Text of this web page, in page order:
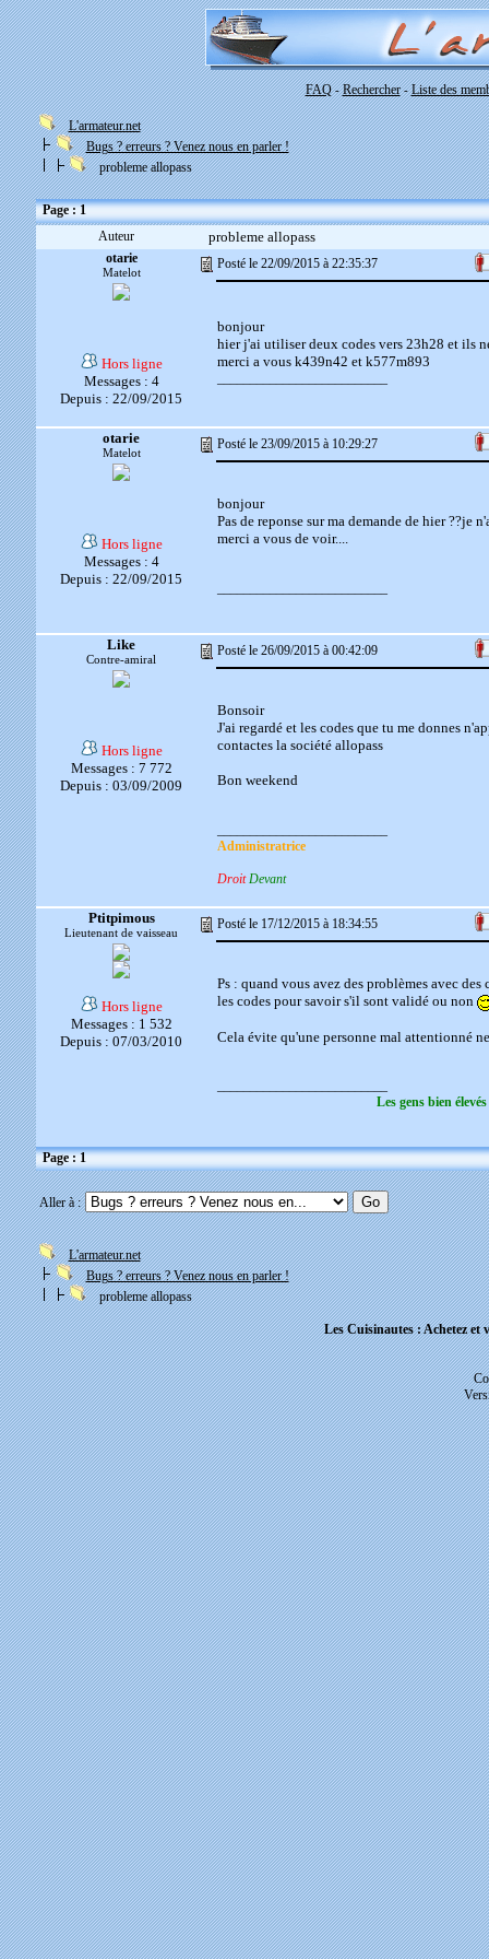
FAQ-Rechercher-Liste des
L'armateur.net
Bugs ? erreurs ? Venez nous en parler !
probleme allopass
Page : 1
Auteur
probleme allopass
otarie
Matelot
Posté le 22/09/2015 à 22:35:37
Hors ligne
Messages : 4
Depuis : 22/09/2015
bonjour
hier j'ai utiliser deux codes vers 23h28 et ils
merci a vous k439n42 et k577m893
otarie
Matelot
Posté le 23/09/2015 à 10:29:27
Hors ligne
Messages : 4
Depuis : 22/09/2015
bonjour
Pas de reponse sur ma demande de hier ??je
merci a vous de voir....
Like
Contre-amiral
Posté le 26/09/2015 à 00:42:09
Hors ligne
Messages : 7 772
Depuis : 03/09/2009
Bonsoir
J'ai regardé et les codes que tu me donnes
contactes la société allopass
Bon weekend
Administratrice
Droit Devant
Ptitpimous
Lieutenant de vaisseau
Posté le 17/12/2015 à 18:34:55
Hors ligne
Messages : 1 532
Depuis : 07/03/2010
Ps : quand vous avez des problèmes avec
les codes pour savoir s'il sont validé ou non
Cela évite qu'une personne mal attentionné
Les gens bien
Page : 1
Aller à :
L'armateur.net
Bugs ? erreurs ? Venez nous en parler !
probleme allopass
Les Cuisinautes : Achetez et